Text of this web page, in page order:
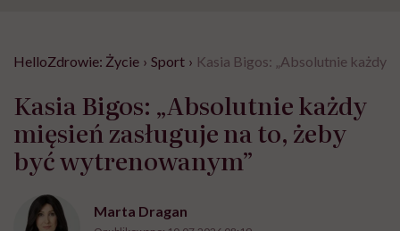
HelloZdrowie: Życie › Sport › Kasia Bigos: „Absolutnie każdy
Kasia Bigos: „Absolutnie każdy
mięsień zasługuje na to, żeby
być wytrenowanym”
Marta Dragan